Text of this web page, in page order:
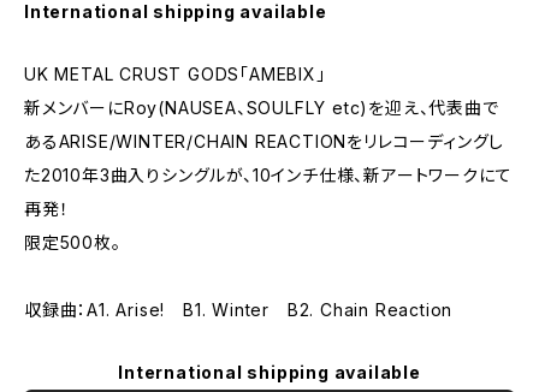
International shipping available
UK METAL CRUST GODS「AMEBIX」
新メンバーにRoy(NAUSEA、SOULFLY etc)を迎え、代表曲で
あるARISE/WINTER/CHAIN REACTIONをリレコーディングし
た2010年3曲入りシングルが、10インチ仕様、新アートワークにて
再発！
限定500枚。
収録曲：A1. Arise! B1. Winter B2. Chain Reaction
International shipping available